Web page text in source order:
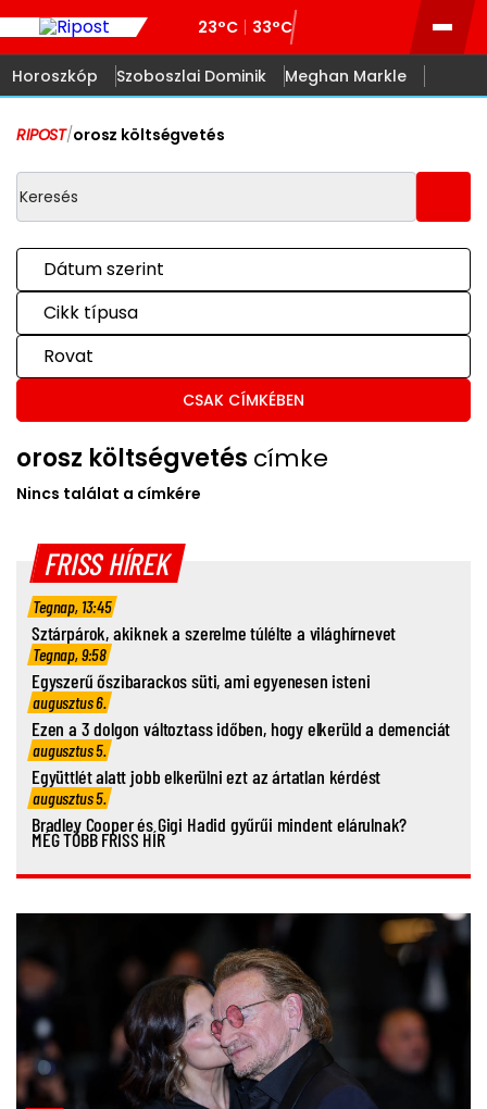
23°C 33°C
Horoszkóp Szoboszlai Dominik Meghan Markle
RIPOST/orosz költségvetés
Dátum szerint
Cikk típusa
Rovat
CSAK CÍMKÉBEN
orosz költségvetés címke
Nincs találat a címkére
FRISS HÍREK
Tegnap, 13:45
Sztárpárok, akiknek a szerelme túlélte a világhírnevet
Tegnap, 9:58
Egyszerű őszibarackos süti, ami egyenesen isteni
augusztus 6.
Ezen a 3 dolgon változtass időben, hogy elkerüld a demenciát
augusztus 5.
Együttlét alatt jobb elkerülni ezt az ártatlan kérdést
augusztus 5.
Bradley Cooper és Gigi Hadid gyűrűi mindent elárulnak?
MÉG TÖBB FRISS HÍR